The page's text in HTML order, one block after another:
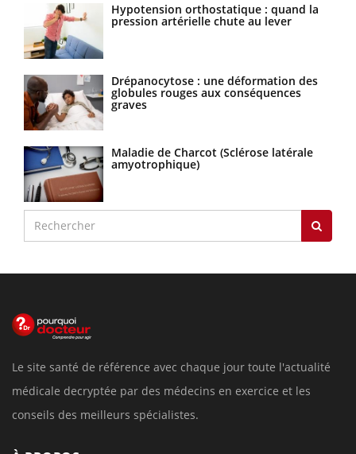
Hypotension orthostatique : quand la
pression artérielle chute au lever
Drépanocytose : une déformation des
globules rouges aux conséquences
graves
Maladie de Charcot (Sclérose latérale
amyotrophique)
Le site santé de référence avec chaque jour toute l'actualité
médicale decryptée par des médecins en exercice et les
conseils des meilleurs spécialistes.